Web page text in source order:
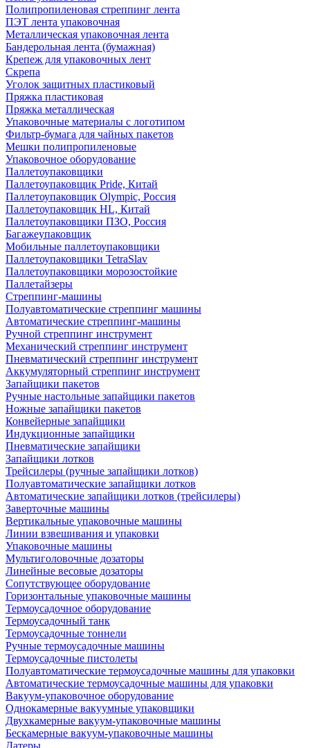
Полипропиленовая стреппинг лента
ПЭТ лента упаковочная
Металлическая упаковочная лента
Бандерольная лента (бумажная)
Крепеж для упаковочных лент
Скрепа
Уголок защитных пластиковый
Пряжка пластиковая
Пряжка металлическая
Упаковочные материалы с логотипом
Фильтр-бумага для чайных пакетов
Мешки полипропиленовые
Упаковочное оборудование
Паллетоупаковщики
Паллетоупаковщик Pride, Китай
Паллетоупаковщик Olympic, Россия
Паллетоупаковщик HL, Китай
Паллетоупаковщики ПЗО, Россия
Багажеупаковщик
Мобильные паллетоупаковщики
Паллетоупаковщики TetraSlav
Паллетоупаковщики морозостойкие
Паллетайзеры
Стреппинг-машины
Полуавтоматические стреппинг машины
Автоматические стреппинг-машины
Ручной стреппинг инструмент
Механический стреппинг инструмент
Пневматический стреппинг инструмент
Аккумуляторный стреппинг инструмент
Запайщики пакетов
Ручные настольные запайщики пакетов
Ножные запайщики пакетов
Конвейерные запайщики
Индукционные запайщики
Пневматические запайщики
Запайщики лотков
Трейсилеры (ручные запайщики лотков)
Полуавтоматические запайщики лотков
Автоматические запайщики лотков (трейсилеры)
Заверточные машины
Вертикальные упаковочные машины
Линии взвешивания и упаковки
Упаковочные машины
Мультиголовочные дозаторы
Линейные весовые дозаторы
Сопутствующее оборудование
Горизонтальные упаковочные машины
Термоусадочное оборудование
Термоусадочный танк
Термоусадочные тоннели
Ручные термоусадочные машины
Термоусадочные пистолеты
Полуавтоматические термоусадочные машины для упаковки
Автоматические термоусадочные машины для упаковки
Вакуум-упаковочное оборудование
Однокамерные вакуумные упаковщики
Двухкамерные вакуум-упаковочные машины
Бескамерные вакуум-упаковочные машины
Датеры